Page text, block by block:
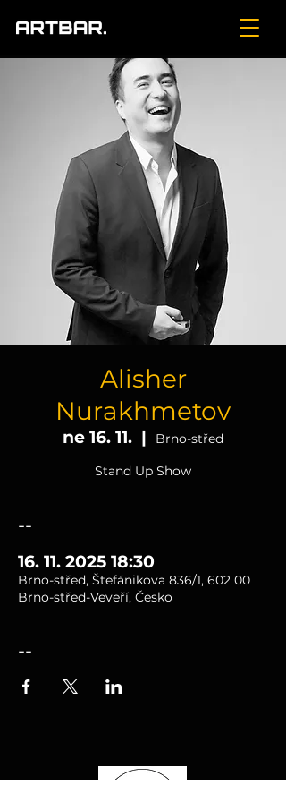
Alisher
Nurakhmetov
ne 16. 11.
  |
Brno-střed
Stand Up Show
--
16. 11. 2025 18:30
Brno-střed, Štefánikova 836/1, 602 00
Brno-střed-Veveří, Česko
--